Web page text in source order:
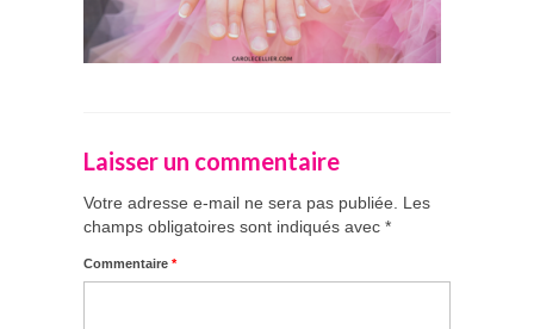
Médias
Laisser un commentaire
Votre adresse e-mail ne sera pas publiée.
Les
champs obligatoires sont indiqués avec *
Commentaire *